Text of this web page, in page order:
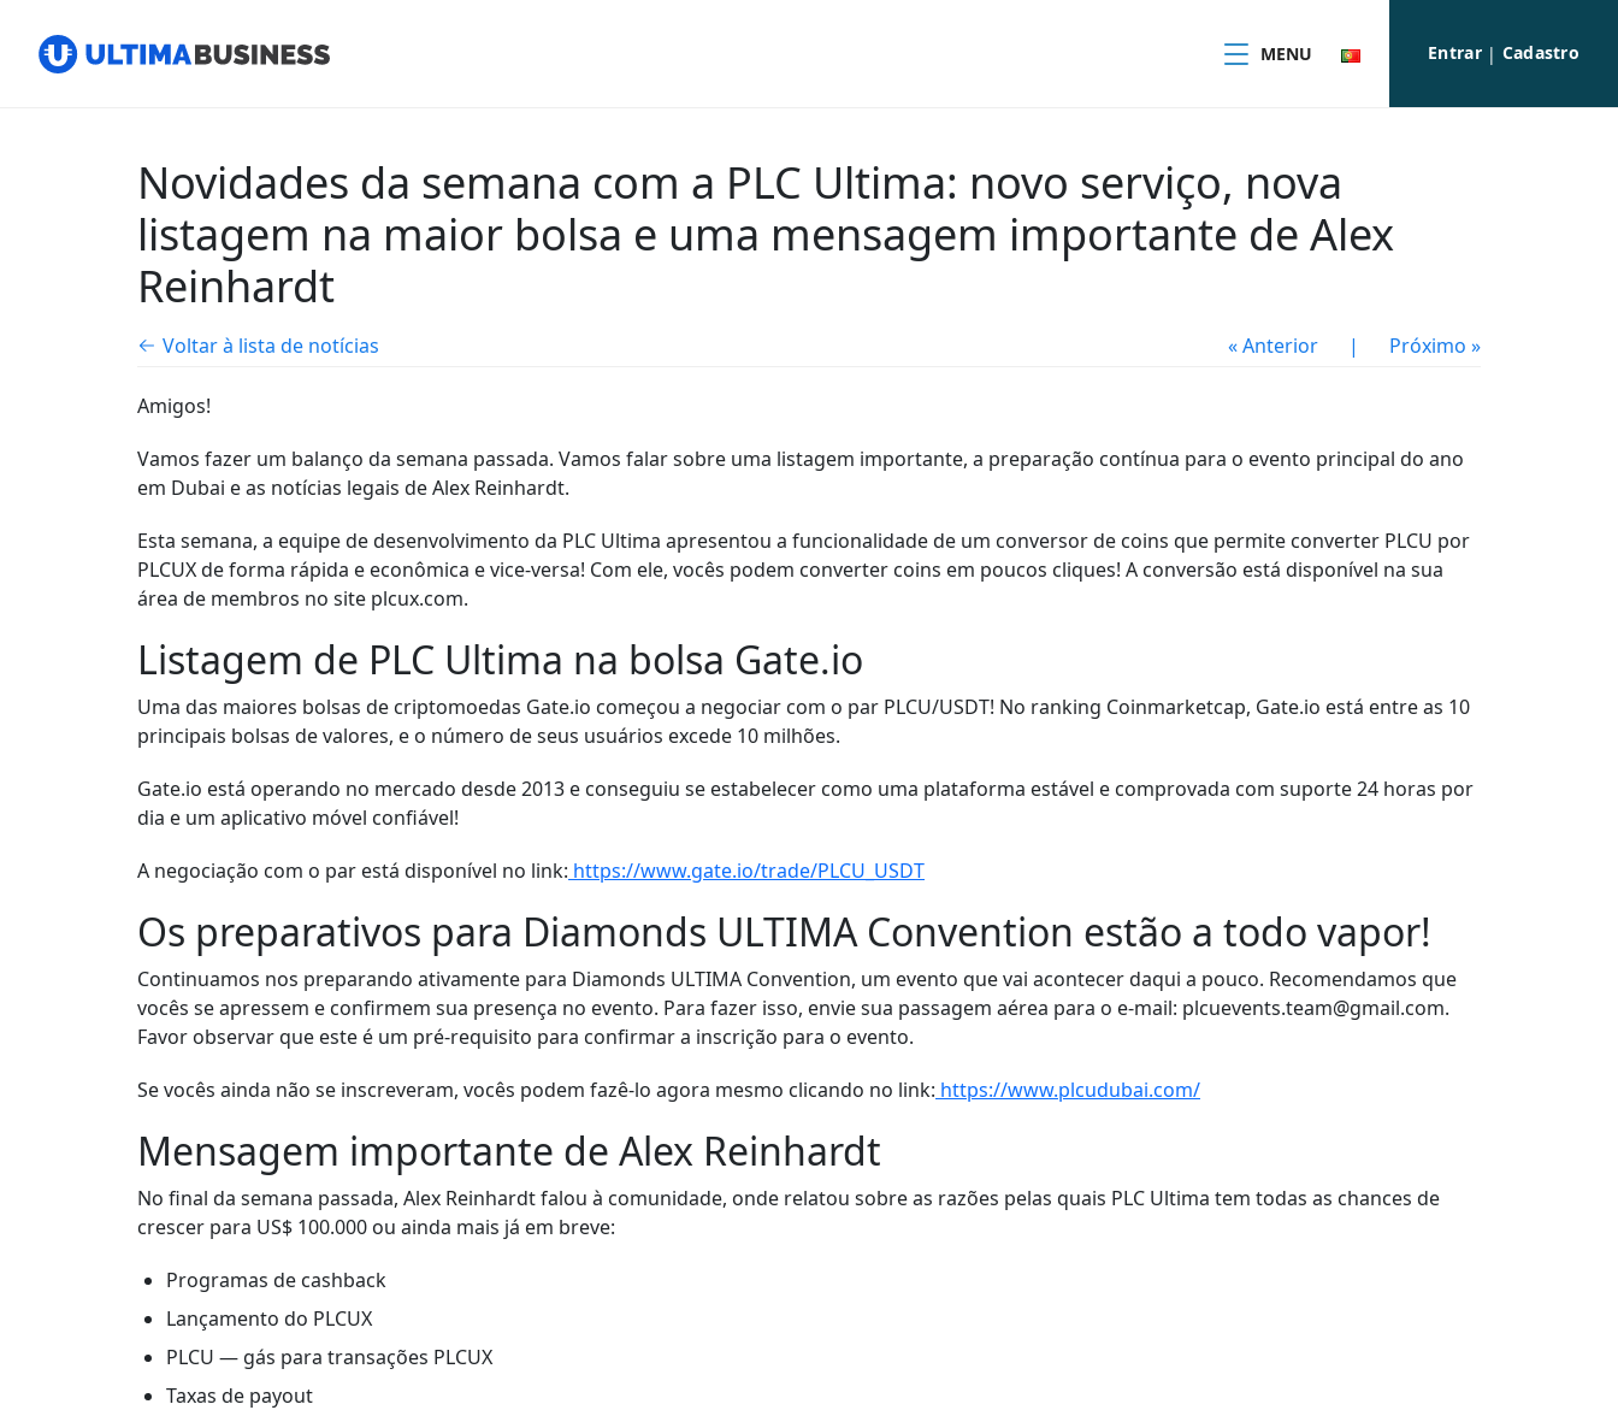
MENU Entrar| Cadastro
Novidades da semana com a PLC Ultima: novo serviço, nova
listagem na maior bolsa e uma mensagem importante de Alex
Reinhardt
Voltar à lista de notícias « Anterior | Próximo »
Amigos!
Vamos fazer um balanço da semana passada. Vamos falar sobre uma listagem importante, a preparação contínua para o evento principal do ano
em Dubai e as notícias legais de Alex Reinhardt.
Esta semana, a equipe de desenvolvimento da PLC Ultima apresentou a funcionalidade de um conversor de coins que permite converter PLCU por
PLCUX de forma rápida e econômica e vice-versa! Com ele, vocês podem converter coins em poucos cliques! A conversão está disponível na sua
área de membros no site plcux.com.
Listagem de PLC Ultima na bolsa Gate.io
Uma das maiores bolsas de criptomoedas Gate.io começou a negociar com o par PLCU/USDT! No ranking Coinmarketcap, Gate.io está entre as 10
principais bolsas de valores, e o número de seus usuários excede 10 milhões.
Gate.io está operando no mercado desde 2013 e conseguiu se estabelecer como uma plataforma estável e comprovada com suporte 24 horas por
dia e um aplicativo móvel confiável!
A negociação com o par está disponível no link: https://www.gate.io/trade/PLCU_USDT
Os preparativos para Diamonds ULTIMA Convention estão a todo vapor!
Continuamos nos preparando ativamente para Diamonds ULTIMA Convention, um evento que vai acontecer daqui a pouco. Recomendamos que
vocês se apressem e confirmem sua presença no evento. Para fazer isso, envie sua passagem aérea para o e-mail: plcuevents.team@gmail.com.
Favor observar que este é um pré-requisito para confirmar a inscrição para o evento.
Se vocês ainda não se inscreveram, vocês podem fazê-lo agora mesmo clicando no link: https://www.plcudubai.com/
Mensagem importante de Alex Reinhardt
No final da semana passada, Alex Reinhardt falou à comunidade, onde relatou sobre as razões pelas quais PLC Ultima tem todas as chances de
crescer para US$ 100.000 ou ainda mais já em breve:
Programas de cashback
Lançamento do PLCUX
PLCU — gás para transações PLCUX
Taxas de payout